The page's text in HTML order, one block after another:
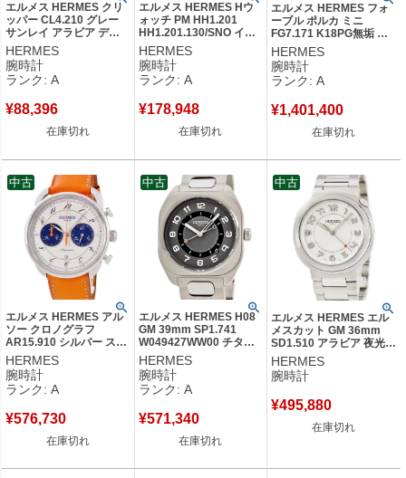
エルメス HERMES クリ
ッパー CL4.210 グレー
サンレイ アラビア デイ
ト レディース 腕時計ク
オーツ グレー 【中古】
中古美品
HERMES
腕時計
ランク: A
¥88,396
在庫切れ
エルメス HERMES Hウ
ォッチ PM HH1.201
HH1.201.130/SNO イエ
ローGP ホワイト アラビ
ア H型 スクエア レディ
ース 腕時計クオーツ ホ
ワイト 【中古】中古美品
HERMES
腕時計
ランク: A
¥178,948
在庫切れ
エルメス HERMES フォ
ーブル ポルカ ミニ
FG7.171 K18PG無垢 純
正ダイヤ ホワイト シェル
レディース 腕時計クオー
ツ ホワイト 【中古】中古
美品
HERMES
腕時計
ランク: A
¥1,401,400
在庫切れ
エルメス HERMES アル
ソー クロノグラフ
AR15.910 シルバー スモ
ールセコンド デイト ア
ラビア メンズ 腕時計自
動巻き シルバー 【中
古】中古美品
HERMES
腕時計
ランク: A
¥576,730
在庫切れ
中古
エルメス HERMES H08
GM 39mm SP1.741
W049427WW00 チタン
グレー エイチオーエイト
デイト アラビア メンズ
腕時計自動巻き グレー
【中古】中古美品
HERMES
腕時計
ランク: A
¥571,340
在庫切れ
中古
エルメス HERMES エル
メスカット GM 36mm
SD1.510 アラビア 夜光イ
ンデックス メンズ レディ
ース 腕時計自動巻き シル
バー 【中古】
HERMES
腕時計
¥495,880
在庫切れ
中古